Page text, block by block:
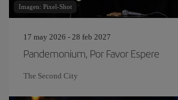
Imagen: Pixel-Shot
17 may 2026 - 28 feb 2027
Pandemonium, Por Favor Espere
The Second City